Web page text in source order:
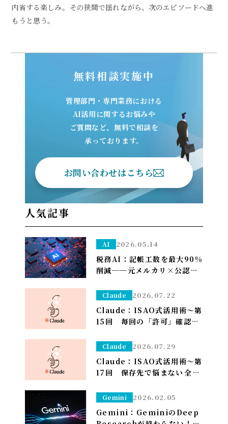
内省する楽しみ。その狭間で揺れながら、次のエピソードへ進
もうと思う。
無料相談実施中
管理部門・専門業務における
AI活用に関するお悩みや
ご質問など、無料で相談を
承っております。
お問い合わせはこちら
人気記事
AI 2026.05.14
税務AI：記帳工数を最大90%
削減──元メルカリ×公認会
Zeimee、半年後の本格投入
Claude 2026.07.22
Claude：ISAO式活用術～第
15回 毎回の「許可」確認が
は「常に許可」で流す（※管
Claude 2026.07.29
Claude：ISAO式活用術～第
17回 保存先で悩まない――全部
して、仕分けはClaudeに任
Gemini 2026.02.05
Gemini：GeminiのDeep